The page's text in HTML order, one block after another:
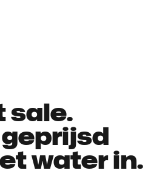
sale.
water in.